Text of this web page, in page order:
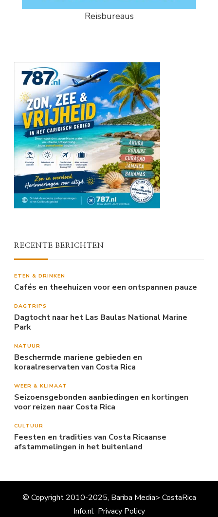
Reisbureaus
RECENTE BERICHTEN
ETEN & DRINKEN
Cafés en theehuizen voor een ontspannen pauze
DAGTRIPS
Dagtocht naar het Las Baulas National Marine
Park
NATUUR
Beschermde mariene gebieden en
koraalreservaten van Costa Rica
WEER & KLIMAAT
Seizoensgebonden aanbiedingen en kortingen
voor reizen naar Costa Rica
CULTUUR
Feesten en tradities van Costa Ricaanse
afstammelingen in het buitenland
© Copyright 2010-2025, Bariba Media> CostaRica
Info.nl Privacy Policy